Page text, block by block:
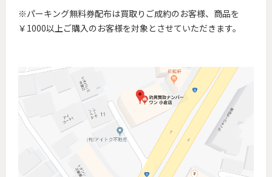
※パーキング無料券配布は買取りご成約のお客様、商品を
￥1000以上ご購入のお客様を対象とさせていただきます。